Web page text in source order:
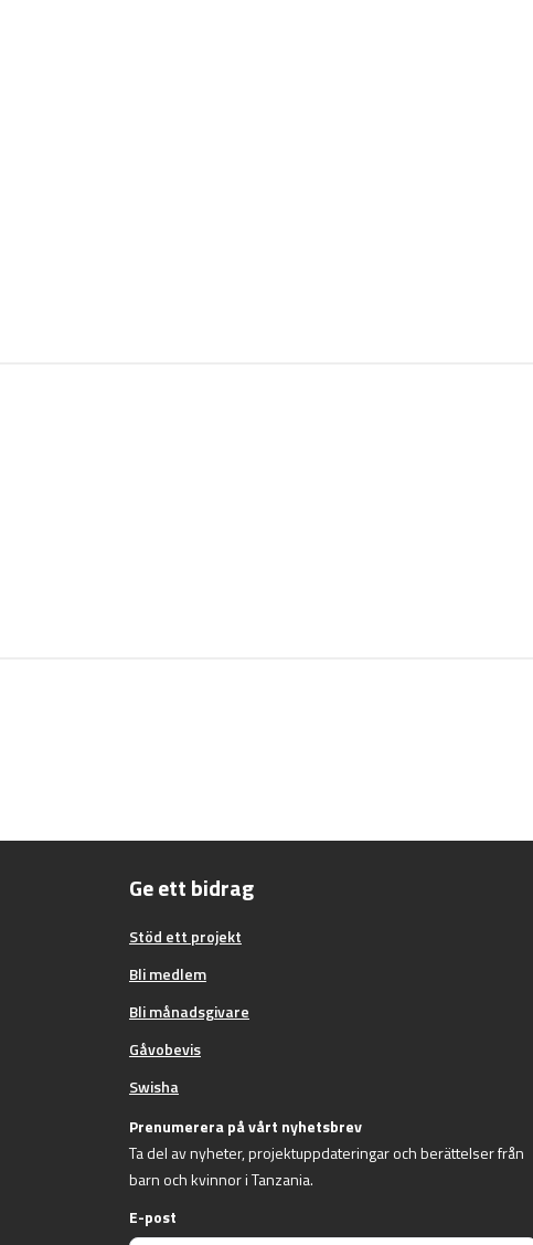
Ge ett bidrag
Stöd ett projekt
Bli medlem
Bli månadsgivare
Gåvobevis
Swisha
Prenumerera på vårt nyhetsbrev
Ta del av nyheter, projektuppdateringar och berättelser från
barn och kvinnor i Tanzania.
E-post